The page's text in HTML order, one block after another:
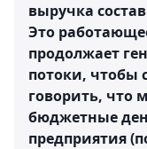
выручка
Это
продолжает
потоки, чтобы
говорить, что
бюджетные
предприятия